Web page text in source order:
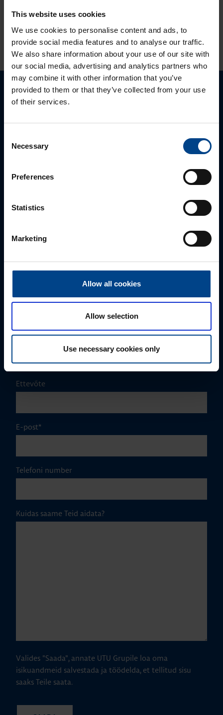
This website uses cookies
We use cookies to personalise content and ads, to
provide social media features and to analyse our traffic.
We also share information about your use of our site with
our social media, advertising and analytics partners who
may combine it with other information that you’ve
provided to them or that they’ve collected from your use
of their services.
Selection
Necessary
Preferences
Statistics
Marketing
Allow all cookies
Allow selection
Use necessary cookies only
Palun võtke meiega ühendust
Mark Milvek
mark.milvek@utugroup.com
Eesnimi*
Ettevõte
E-post*
Telefoni number
Kuidas saame Teid aidata?
Valides "Saada", annate UTU Grupile loa oma
isikuandmeid salvestada ja töödelda, et tellitud sisu
saaks Teile saata.